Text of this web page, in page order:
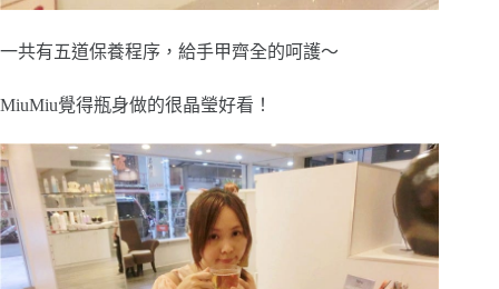
一共有五道保養程序，給手甲齊全的呵護～
MiuMiu覺得瓶身做的很晶瑩好看！